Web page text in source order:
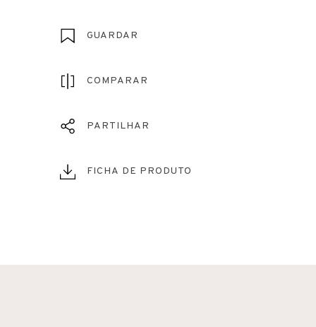
GUARDAR
COMPARAR
PARTILHAR
FICHA DE PRODUTO